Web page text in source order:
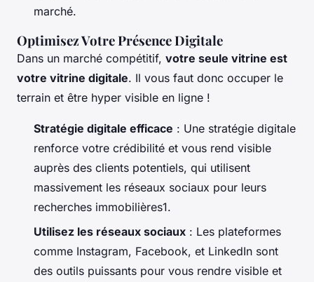
marché.
Optimisez Votre Présence Digitale
Dans un marché compétitif, votre seule vitrine est
votre vitrine digitale. Il vous faut donc occuper le
terrain et être hyper visible en ligne !
Stratégie digitale efficace : Une stratégie digitale
renforce votre crédibilité et vous rend visible
auprès des clients potentiels, qui utilisent
massivement les réseaux sociaux pour leurs
recherches immobilières1.
Utilisez les réseaux sociaux : Les plateformes
comme Instagram, Facebook, et LinkedIn sont
des outils puissants pour vous rendre visible et